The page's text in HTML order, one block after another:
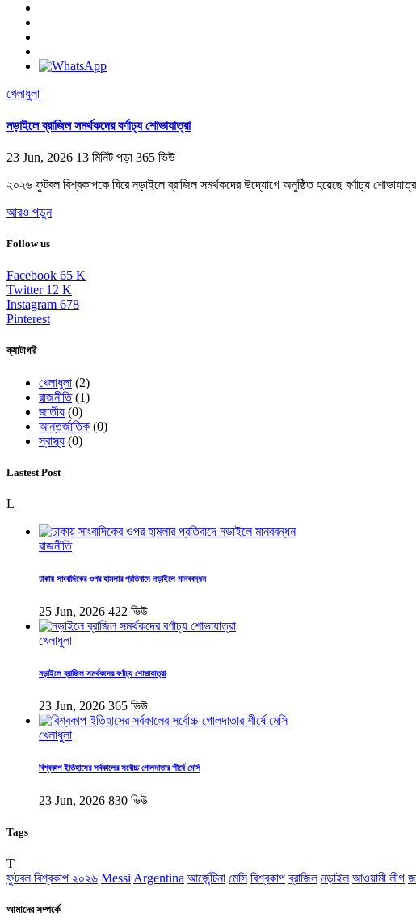
খেলাধুলা
নড়াইলে ব্রাজিল সমর্থকদের বর্ণাঢ্য শোভাযাত্রা
23 Jun, 2026 13 মিনিট পড়া 365 ভিউ
২০২৬ ফুটবল বিশ্বকাপকে ঘিরে নড়াইলে ব্রাজিল সমর্থকদের উদ্যোগে অনুষ্ঠিত হয়েছে বর্ণাঢ্য
আরও পড়ুন
Follow us
Facebook 65 K
Twitter 12 K
Instagram 678
Pinterest
ক্যাটাগরি
খেলাধুলা (2)
রাজনীতি(1)
জাতীয় (0)
আন্তর্জাতিক (0)
স্বাস্থ্য (0)
Lastest Post
L
রাজনীতি
ঢাকায় সাংবাদিকের ওপর হামলার প্রতিবাদে নড়াইলে মানববন্ধন
25 Jun, 2026 422 ভিউ
খেলাধুলা
নড়াইলে ব্রাজিল সমর্থকদের বর্ণাঢ্য শোভাযাত্রা
23 Jun, 2026 365 ভিউ
খেলাধুলা
বিশ্বকাপ ইতিহাসের সর্বকালের সর্বোচ্চ গোলদাতার শীর্ষে মেসি
23 Jun, 2026 830 ভিউ
Tags
T
ফুটবল বিশ্বকাপ ২০২৬ Messi Argentina আর্জেন্টিনা মেসি বিশ্বকাপ ব্রাজিল নড়াইল আওয়ামী লীগ
আমাদের সম্পর্কে